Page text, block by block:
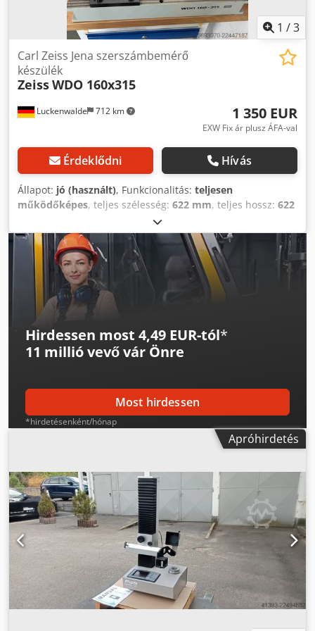
1 /3
Luckenwalde 712 km
Carl Zeiss Jena szerszámbemérő
készülék
ZeissWDO 160x315
1 350 EUR
EXW Fix ár plusz ÁFA-val
Érdeklődni Hívás
Állapot: jó (használt), Funkcionalitás: teljesen
működőképes, teljes szélesség: 622 mm, teljes hossz: 622
600 mm
dokumentáció / kézikönyv, Szerszám-beállítási készülék
Carl Zeiss Jena WDO 160 x 315 Koordináta-mérőgép
vízszintes mérősíkkal Dcodszqbcxopfx Aqvsk 30-szoros
nagyítással rendelkező mikroszkóp Méretek: 622 x 622 x
600 mm
Hirdessen most 4,49 EUR-tól*
11 millió vevővár Önre
Most hirdessen
*hirdetésenként/hónap
Apróhirdetés